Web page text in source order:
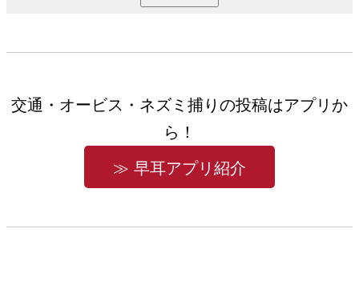
交通・オービス・ネズミ捕りの投稿はアプリか
ら！
≫ 早耳アプリ紹介